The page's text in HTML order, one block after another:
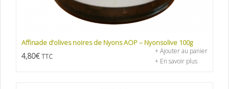
Affinade d’olives noires de Nyons AOP – Nyonsolive 100g
4,80€ TTC
+ Ajouter au panier
+ En savoir plus